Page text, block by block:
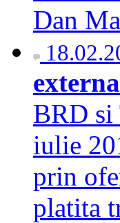
Dan
BRD si
iulie
prin
platita